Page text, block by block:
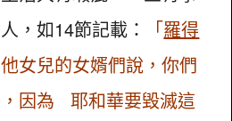
，如14節記載：
「羅得
女兒的女婿們說，你們
因為 耶和華要毀滅這